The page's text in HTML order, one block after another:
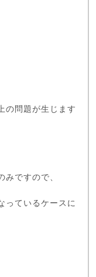
の問題が生じます
みですので、
っているケースに